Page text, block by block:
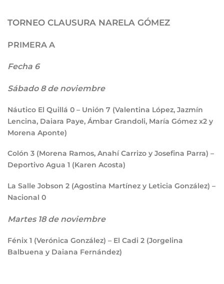
TORNEO CLAUSURA NARELA GÓMEZ
PRIMERA A
Fecha 6
Sábado 8 de noviembre
Náutico El Quillá 0 – Unión 7 (Valentina López, Jazmín
Lencina, Daiara Paye, Ámbar Grandoli, María Gómez x2 y
Morena Aponte)
Colón 3 (Morena Ramos, Anahí Carrizo y Josefina Parra) –
Deportivo Agua 1 (Karen Acosta)
La Salle Jobson 2 (Agostina Martínez y Leticia González) –
Nacional 0
Martes 18 de noviembre
Fénix 1 (Verónica González) – El Cadi 2 (Jorgelina
Balbuena y Daiana Fernández)